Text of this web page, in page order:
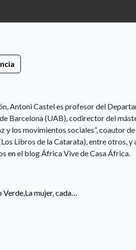
Antoni Castel es profesor del
Barcelona (UAB), codirector del
y los movimientos sociales”, coautor
Libros de la Catarata), entre otros, y
en el blog África Vive de Casa África.
mujer, cada…